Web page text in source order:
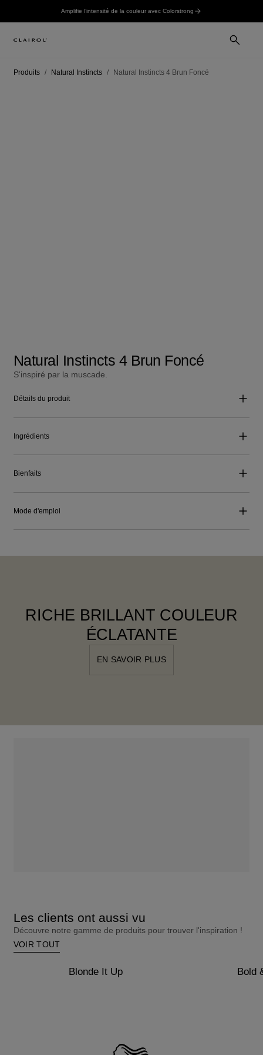
Amplifie l’intensité de la couleur avec Colorstrong
Produits Natural Instincts Natural Instincts 4 Brun Foncé
Natural Instincts 4 Brun Foncé
S'inspiré par la muscade.
Détails du produit
Ingrédients
Bienfaits
Mode d'emploi
RICHE BRILLANT COULEUR
ÉCLATANTE
EN SAVOIR PLUS
Les clients ont aussi vu
Découvre notre gamme de produits pour trouver l'inspiration !
VOIR TOUT
Blonde It Up Bold